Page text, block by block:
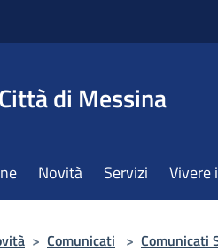
Città di Messina
Novità Servizi Vivere
> Comunicati > Comunicati